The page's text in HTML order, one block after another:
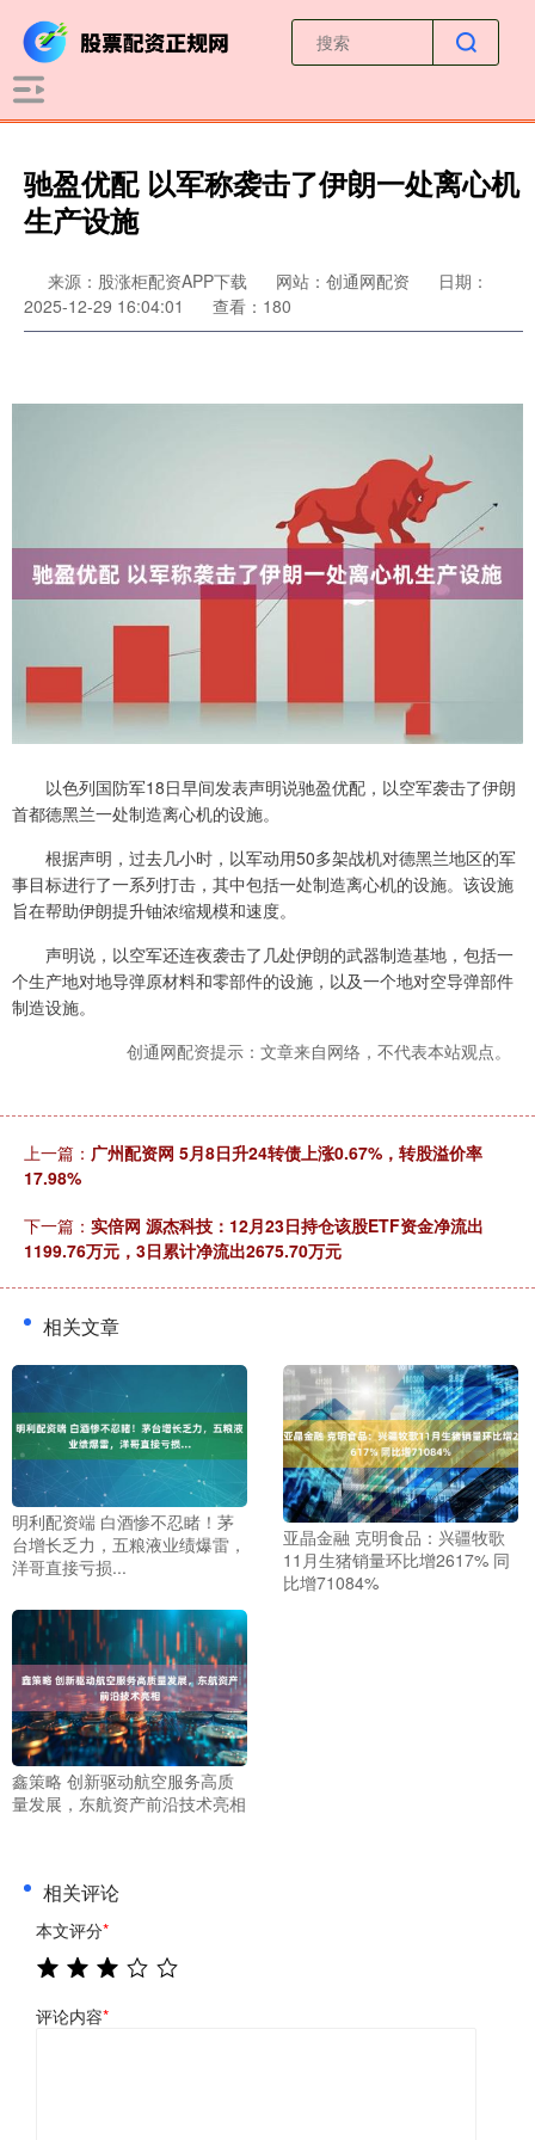
驰盈优配 以军称袭击了伊朗一处离心机
生产设施
来源：股涨柜配资APP下载 网站：创通网配资
日期：
2025-12-29 16:04:01
查看：180
以色列国防军18日早间发表声明说驰盈优配，以空军袭击了伊朗
首都德黑兰一处制造离心机的设施。
根据声明，过去几小时，以军动用50多架战机对德黑兰地区的军
事目标进行了一系列打击，其中包括一处制造离心机的设施。该设施
旨在帮助伊朗提升铀浓缩规模和速度。
声明说，以空军还连夜袭击了几处伊朗的武器制造基地，包括一
个生产地对地导弹原材料和零部件的设施，以及一个地对空导弹部件
制造设施。
创通网配资提示：文章来自网络，不代表本站观点。
上一篇： 广州配资网 5月8日升24转债上涨0.67%，转股溢价率
17.98%
下一篇： 实倍网 源杰科技：12月23日持仓该股ETF资金净流出
1199.76万元，3日累计净流出2675.70万元
相关文章
明利配资端 白酒惨不忍睹！茅
台增长乏力，五粮液业绩爆雷，
洋哥直接亏损...
亚晶金融 克明食品：兴疆牧歌
11月生猪销量环比增2617% 同
比增71084%
鑫策略 创新驱动航空服务高质
量发展，东航资产前沿技术亮相
相关评论
本文评分*
评论内容*